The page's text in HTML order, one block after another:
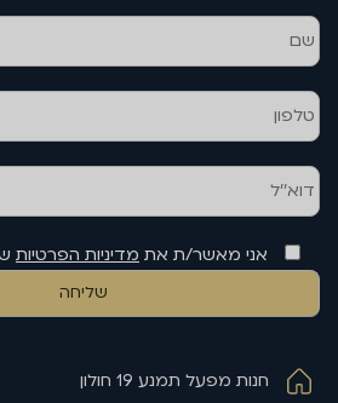
שם
טלפון
דוא''ל
אני מאשר/ת את מדיניות הפרטיות
חנות מפעל תמנע 19 חולון